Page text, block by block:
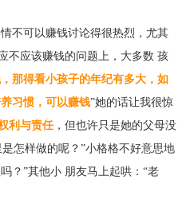
不可以赚钱讨论得很热烈，尤其
不应该赚钱的问题上，大多数 孩
那得看小孩子的年纪有多大，如
习惯，可以赚钱”她的话让我很惊
利与责任 ，但也许只是她的父母没
怎样做的呢？”小格格不好意思地
？”其他小 朋友马上起哄：“老